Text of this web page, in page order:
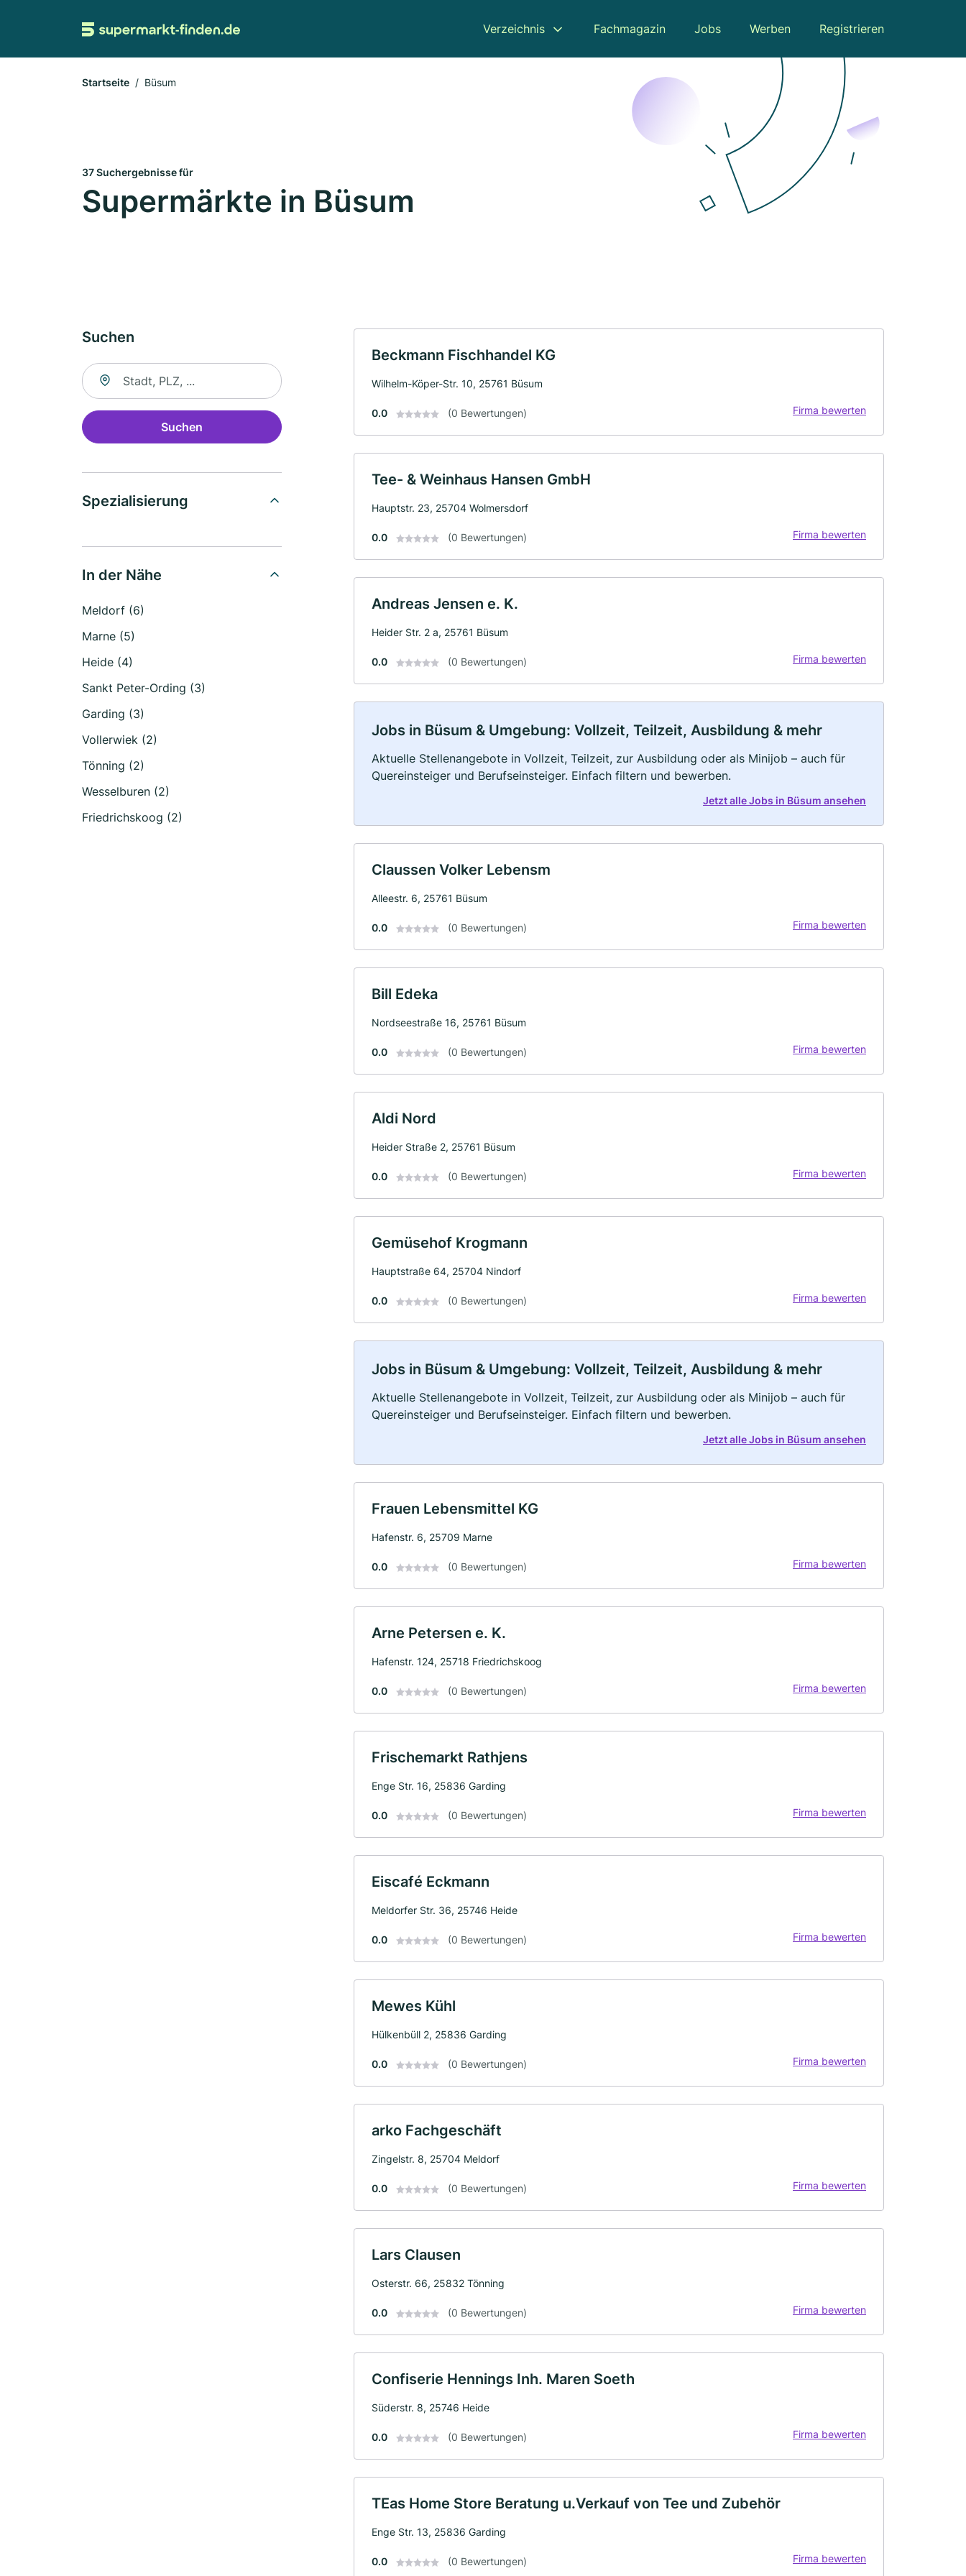
Verzeichnis Fachmagazin Jobs Werben Registrieren
Startseite Büsum
37 Suchergebnisse für
Supermärkte in Büsum
Suchen
Suche nach Ort
Suchen
Spezialisierung
In der Nähe
Meldorf (6)
Marne (5)
Heide (4)
Sankt Peter-Ording (3)
Garding (3)
Vollerwiek (2)
Tönning (2)
Wesselburen (2)
Friedrichskoog (2)
Beckmann Fischhandel KG
Wilhelm-Köper-Str. 10, 25761 Büsum
0.0 (0 Bewertungen) Firma bewerten
Tee- & Weinhaus Hansen GmbH
Hauptstr. 23, 25704 Wolmersdorf
0.0 (0 Bewertungen) Firma bewerten
Andreas Jensen e. K.
Heider Str. 2 a, 25761 Büsum
0.0 (0 Bewertungen) Firma bewerten
Jobs in Büsum & Umgebung: Vollzeit, Teilzeit, Ausbildung & mehr
Aktuelle Stellenangebote in Vollzeit, Teilzeit, zur Ausbildung oder als Minijob – auch für
Quereinsteiger und Berufseinsteiger. Einfach filtern und bewerben.
Jetzt alle Jobs in Büsum ansehen
Claussen Volker Lebensm
Alleestr. 6, 25761 Büsum
0.0 (0 Bewertungen) Firma bewerten
Bill Edeka
Nordseestraße 16, 25761 Büsum
0.0 (0 Bewertungen) Firma bewerten
Aldi Nord
Heider Straße 2, 25761 Büsum
0.0 (0 Bewertungen) Firma bewerten
Gemüsehof Krogmann
Hauptstraße 64, 25704 Nindorf
0.0 (0 Bewertungen) Firma bewerten
Jobs in Büsum & Umgebung: Vollzeit, Teilzeit, Ausbildung & mehr
Aktuelle Stellenangebote in Vollzeit, Teilzeit, zur Ausbildung oder als Minijob – auch für
Quereinsteiger und Berufseinsteiger. Einfach filtern und bewerben.
Jetzt alle Jobs in Büsum ansehen
Frauen Lebensmittel KG
Hafenstr. 6, 25709 Marne
0.0 (0 Bewertungen) Firma bewerten
Arne Petersen e. K.
Hafenstr. 124, 25718 Friedrichskoog
0.0 (0 Bewertungen) Firma bewerten
Frischemarkt Rathjens
Enge Str. 16, 25836 Garding
0.0 (0 Bewertungen) Firma bewerten
Eiscafé Eckmann
Meldorfer Str. 36, 25746 Heide
0.0 (0 Bewertungen) Firma bewerten
Mewes Kühl
Hülkenbüll 2, 25836 Garding
0.0 (0 Bewertungen) Firma bewerten
arko Fachgeschäft
Zingelstr. 8, 25704 Meldorf
0.0 (0 Bewertungen) Firma bewerten
Lars Clausen
Osterstr. 66, 25832 Tönning
0.0 (0 Bewertungen) Firma bewerten
Confiserie Hennings Inh. Maren Soeth
Süderstr. 8, 25746 Heide
0.0 (0 Bewertungen) Firma bewerten
TEas Home Store Beratung u.Verkauf von Tee und Zubehör
Enge Str. 13, 25836 Garding
0.0 (0 Bewertungen) Firma bewerten